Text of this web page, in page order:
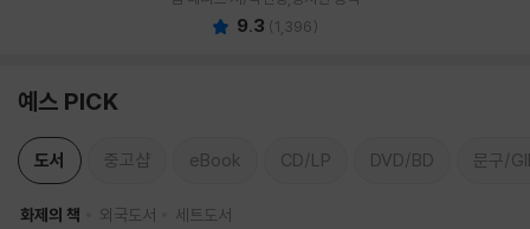
9.3 (1,396)
예스 PICK
도서 중고샵 eBook CD/LP DVD/BD 문구/
화제의 책 외국도서 세트도서